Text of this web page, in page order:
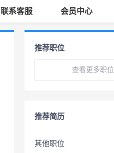
联系客服 会员中心
推荐职位
查看更多职位
推荐简历
其他职位